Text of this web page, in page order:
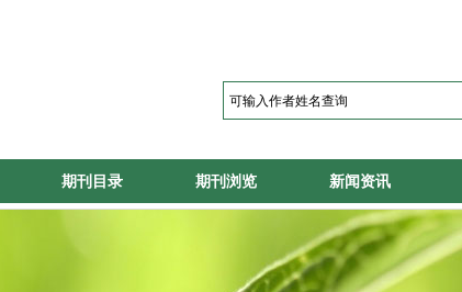
期刊目录 期刊浏览 新闻资讯